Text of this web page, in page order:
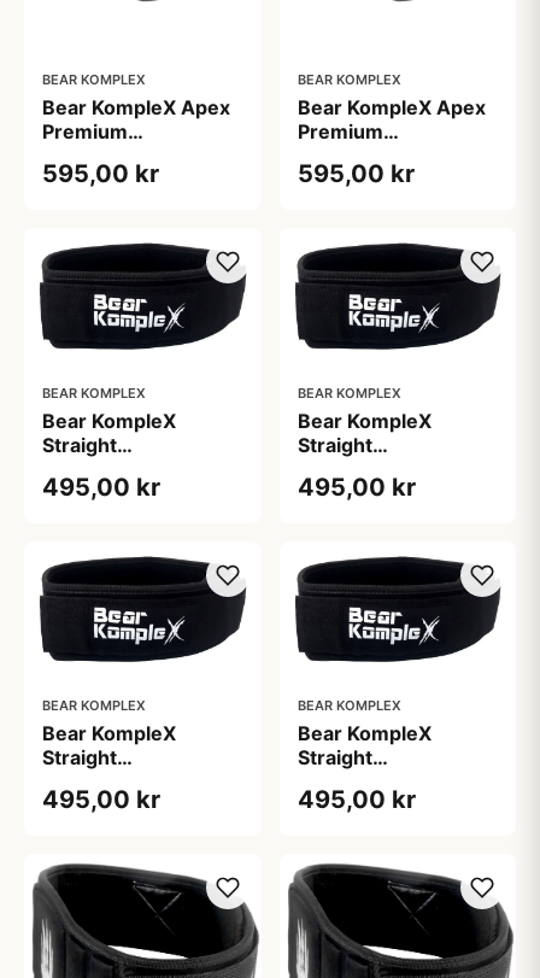
BEAR KOMPLEX
Bear KompleX Apex
Premium
Sort str. S
595,00 kr
BEAR KOMPLEX
Bear KompleX Apex
Premium
Sort str. XL
595,00 kr
BEAR KOMPLEX
Bear KompleX
Straight
str. L
495,00 kr
BEAR KOMPLEX
Bear KompleX
Straight
str. M
495,00 kr
BEAR KOMPLEX
Bear KompleX
Straight
str. S
495,00 kr
BEAR KOMPLEX
Bear KompleX
Straight
str. XL
495,00 kr